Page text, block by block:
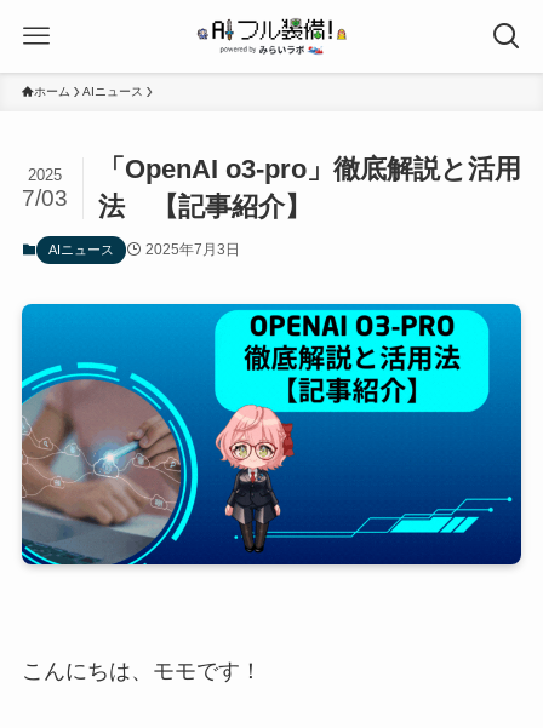
ホーム AIニュース
「OpenAI o3‑pro」徹底解説と活用
法 【記事紹介】
2025
7/03
AIニュース 2025年7月3日
こんにちは、モモです！